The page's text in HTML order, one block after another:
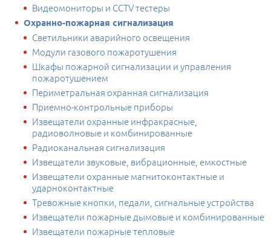
Видеомониторы и CCTV тестеры
Охранно-пожарная сигнализация
Светильники аварийного освещения
Модули газового пожаротушения
Шкафы пожарной сигнализации и управления
пожаротушением
Периметральная охранная сигнализация
Приемно-контрольные приборы
Извещатели охранные инфракрасные,
радиоволновые и комбинированные
Радиоканальная сигнализация
Извещатели звуковые, вибрационные, емкостные
Извещатели охранные магнитоконтактные и
ударноконтактные
Тревожные кнопки, педали, сигнальные устройства
Извещатели пожарные дымовые и комбинированные
Извещатели пожарные тепловые